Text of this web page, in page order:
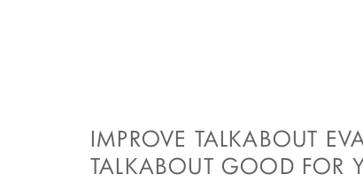
IMPROVE TALKABOUT
TALKABOUT GOOD FOR